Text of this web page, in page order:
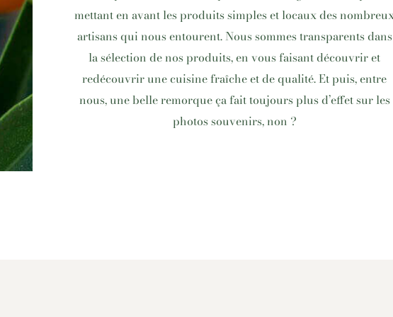
mettant en avant les produits simples et locaux des
artisans qui nous entourent. Nous sommes transparents dans
la sélection de nos produits, en vous faisant découvrir et
redécouvrir une cuisine fraîche et de qualité. Et puis, entre
nous, une belle remorque ça fait toujours plus d’effet sur les
photos souvenirs, non ?